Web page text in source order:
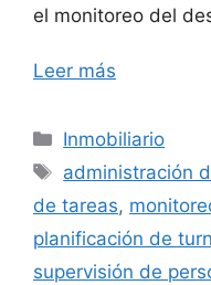
el monitoreo del
Leer más
Categorías
Inmobiliario
Etiquetas
administración
de tareas,
planificación de
supervisión de